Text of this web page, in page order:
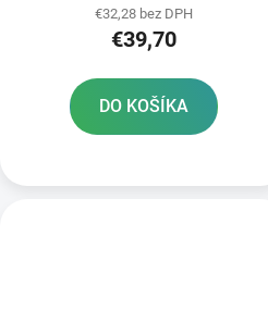
€32,28 bez DPH
€39,70
DO KOŠÍKA